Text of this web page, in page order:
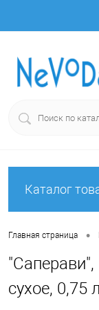
Каталог
Главная страница •
"Саперави",
сухое, 0,75 л